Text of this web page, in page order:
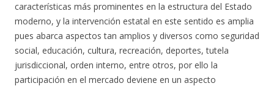
características más prominentes en la estructura del Estado
moderno, y la intervención estatal en este sentido es amplia
pues abarca aspectos tan amplios y diversos como seguridad
social, educación, cultura, recreación, deportes, tutela
jurisdiccional, orden interno, entre otros, por ello la
participación en el mercado deviene en un aspecto